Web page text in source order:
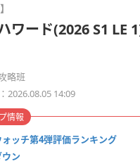
ワード(2026 S1 LE
略班
2026.08.05 14:09
ッチ第4弾評価ランキング
ン
情報